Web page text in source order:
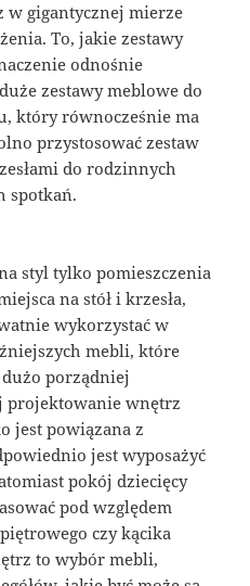
gigantycznej mierze
To, jakie zestawy
odnośnie
zestawy meblowe do
który równocześnie ma
przystosować zestaw
do rodzinnych
spotkań.
styl tylko pomieszczenia
na stół i krzesła,
wykorzystać w
mebli, które
porządniej
projektowanie wnętrz
jest powiązana z
jest wyposażyć
pokój dziecięcy
pod względem
czy kącika
to wybór mebli,